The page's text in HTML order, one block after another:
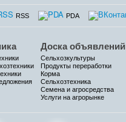
RSS PDA
Доска объявлений
Сельхозкультуры
Продукты переработки
Корма
Сельхозтехника
Семена и агросредства
Услуги на агрорынке